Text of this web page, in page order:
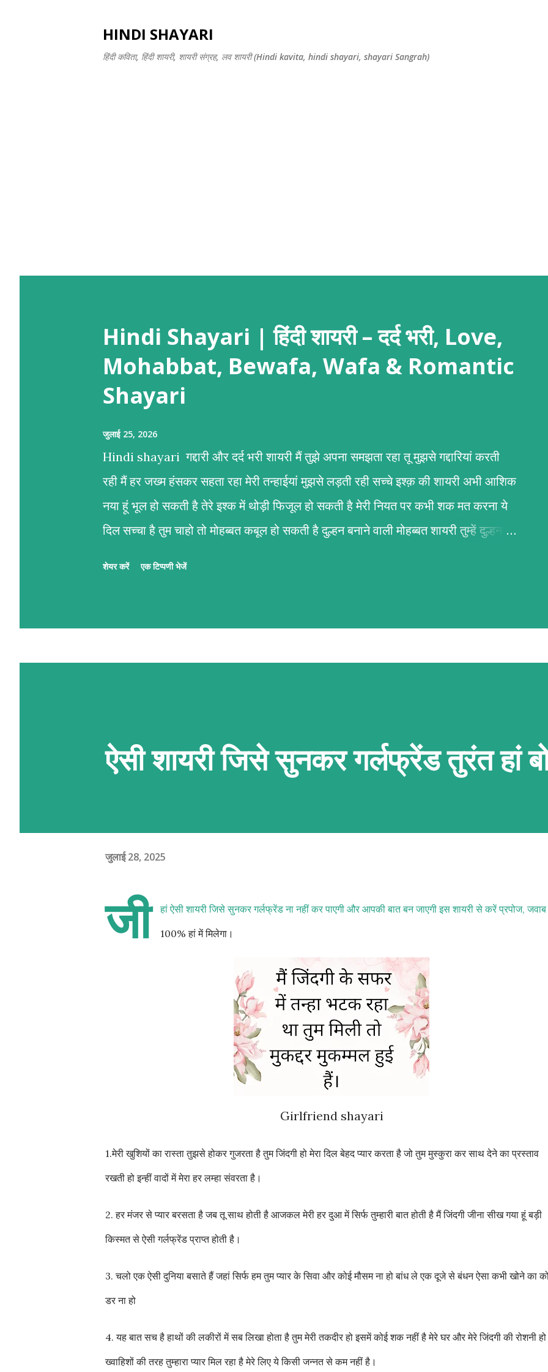
HINDI SHAYARI
हिंदी कविता, हिंदी शायरी, शायरी संग्रह, लव शायरी (Hindi kavita, hindi shayari, shayari Sangrah)
Hindi Shayari | हिंदी शायरी – दर्द भरी, Love,
Mohabbat, Bewafa, Wafa & Romantic
Shayari
जुलाई 25, 2026
Hindi shayari गद्दारी और दर्द भरी शायरी मैं तुझे अपना समझता रहा तू मुझसे गद्दारियां करती
रही मैं हर जख्म हंसकर सहता रहा मेरी तन्हाईयां मुझसे लड़ती रही सच्चे इश्क़ की शायरी अभी आशिक
नया हूं भूल हो सकती है तेरे इश्क में थोड़ी फिजूल हो सकती है मेरी नियत पर कभी शक मत करना ये
दिल सच्चा है तुम चाहो तो मोहब्बत कबूल हो सकती है दुल्हन बनाने वाली मोहब्बत शायरी तुम्हें दुल्हन
उनकी आंखें बोलती रही खुली किताबों की तरह बेवफ़ाई की शायरी मैं हैरान हूं तेरी मनमानियां के
शेयर करें एक टिप्पणी भेजें
ऐसी शायरी जिसे सुनकर गर्लफ्रेंड तुरंत हां
जुलाई 28, 2025
जी
हां ऐसी शायरी जिसे सुनकर गर्लफ्रेंड ना नहीं कर पाएगी और आपकी बात बन जाएगी इस शायरी से करें प्रपोज, जवाब
100% हां में मिलेगा।
Girlfriend shayari
1.मेरी खुशियों का रास्ता तुझसे होकर गुजरता है तुम जिंदगी हो मेरा दिल बेहद प्यार करता है जो तुम मुस्कुरा कर साथ देने का प्रस्ताव
रखती हो इन्हीं वादों में मेरा हर लम्हा संवरता है।
2. हर मंजर से प्यार बरसता है जब तू साथ होती है आजकल मेरी हर दुआ में सिर्फ तुम्हारी बात होती है मैं जिंदगी जीना सीख गया हूं बड़ी
किस्मत से ऐसी गर्लफ्रेंड प्राप्त होती है।
3. चलो एक ऐसी दुनिया बसाते हैं जहां सिर्फ हम तुम प्यार के सिवा और कोई मौसम ना हो बांध ले एक दूजे से बंधन ऐसा कभी खोने का
डर ना हो
4. यह बात सच है हाथों की लकीरों में सब लिखा होता है तुम मेरी तकदीर हो इसमें कोई शक नहीं है मेरे घर और मेरे जिंदगी की रोशनी हो
ख्वाहिशों की तरह तुम्हारा प्यार मिल रहा है मेरे लिए ये किसी जन्नत से कम नहीं है।